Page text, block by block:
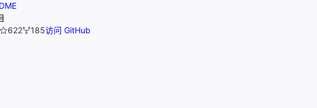
622 185访问 GitHub